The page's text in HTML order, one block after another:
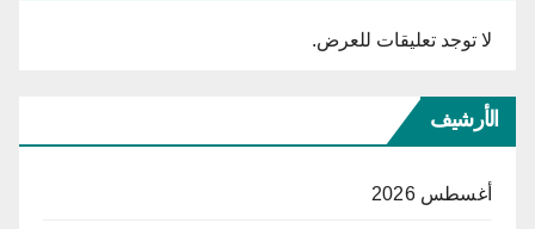
لا توجد تعليقات للعرض.
الأرشيف
أغسطس 2026